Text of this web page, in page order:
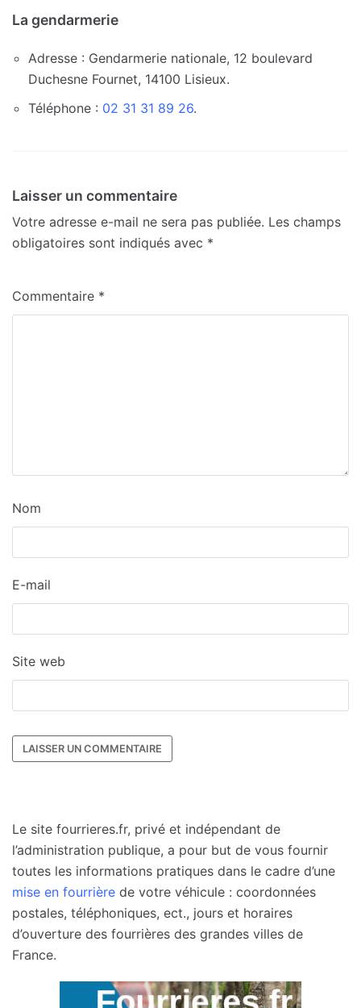
La gendarmerie
Adresse : Gendarmerie nationale, 12 boulevard
Duchesne Fournet, 14100 Lisieux.
Téléphone : 02 31 31 89 26.
Laisser un commentaire
Votre adresse e-mail ne sera pas publiée. Les champs
obligatoires sont indiqués avec *
Commentaire *
Nom
E-mail
Site web
Le site fourrieres.fr, privé et indépendant de
l’administration publique, a pour but de vous fournir
toutes les informations pratiques dans le cadre d’une
mise en fourrière de votre véhicule : coordonnées
postales, téléphoniques, ect., jours et horaires
d’ouverture des fourrières des grandes villes de
France.